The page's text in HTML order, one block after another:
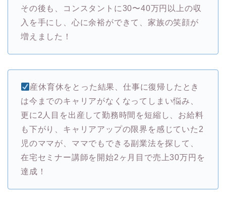
その後も、コンスタントに30〜40万円以上の収
入を手にし、心に余裕ができて、家族の笑顔が
増えました！
産休育休をとった結果、仕事に復帰したとき
は今までのキャリアがなくなってしまい悩み、
更に2人目を出産して勤務時間を短縮し、お給料
も下がり、キャリアアップの限界を感じていた2
児のママが、ママでもできる副業法を探して、
在宅セミナー講師を開始2ヶ月目で売上30万円を
達成！